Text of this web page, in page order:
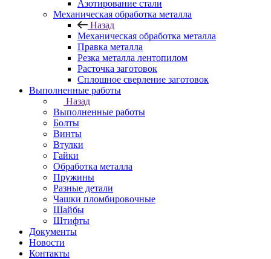
Азотирование стали
Механическая обработка металла
Назад
Механическая обработка металла
Правка металла
Резка металла лентопилом
Расточка заготовок
Сплошное сверление заготовок
Выполненные работы
Назад
Выполненные работы
Болты
Винты
Втулки
Гайки
Обработка металла
Пружины
Разные детали
Чашки пломбировочные
Шайбы
Штифты
Документы
Новости
Контакты